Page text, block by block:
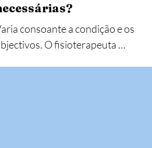
consoante a condição e os
O fisioterapeuta